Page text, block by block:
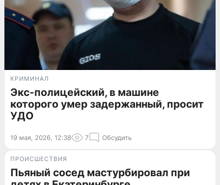
КРИМИНАЛ
Экс-полицейский, в машине
которого умер задержанный, просит
УДО
19 мая, 2026, 12:38 7 Обсудить
ПРОИСШЕСТВИЯ
Пьяный сосед мастурбировал при